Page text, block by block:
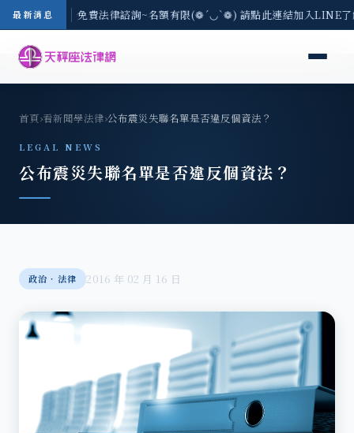
最新消息
-8/3(一) 現場免費法律諮詢~名額有限(❁´◡`❁) 請點此連結加入LINE
首頁›看新聞學法律›公布震災失聯名單是否違反個資法？
LEGAL NEWS
公布震災失聯名單是否違反個資法？
政治‧法律 2016 年 02 月 16 日